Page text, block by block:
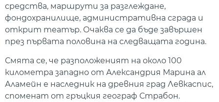
средства, маршрути за разглеждане,
фондохранилище, административна сграда и
открит театър. Очаква се да бъде завършен
през първата половина на следващата година.
Смята се, че разположеният на около 100
километра западно от Александрия Марина ал
Аламейн е наследник на древния град Левкаспис,
споменат от гръцкия географ Страбон.